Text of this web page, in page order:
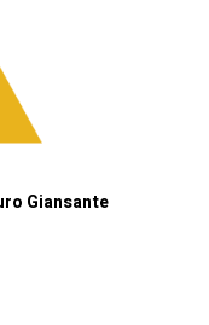
Giansante